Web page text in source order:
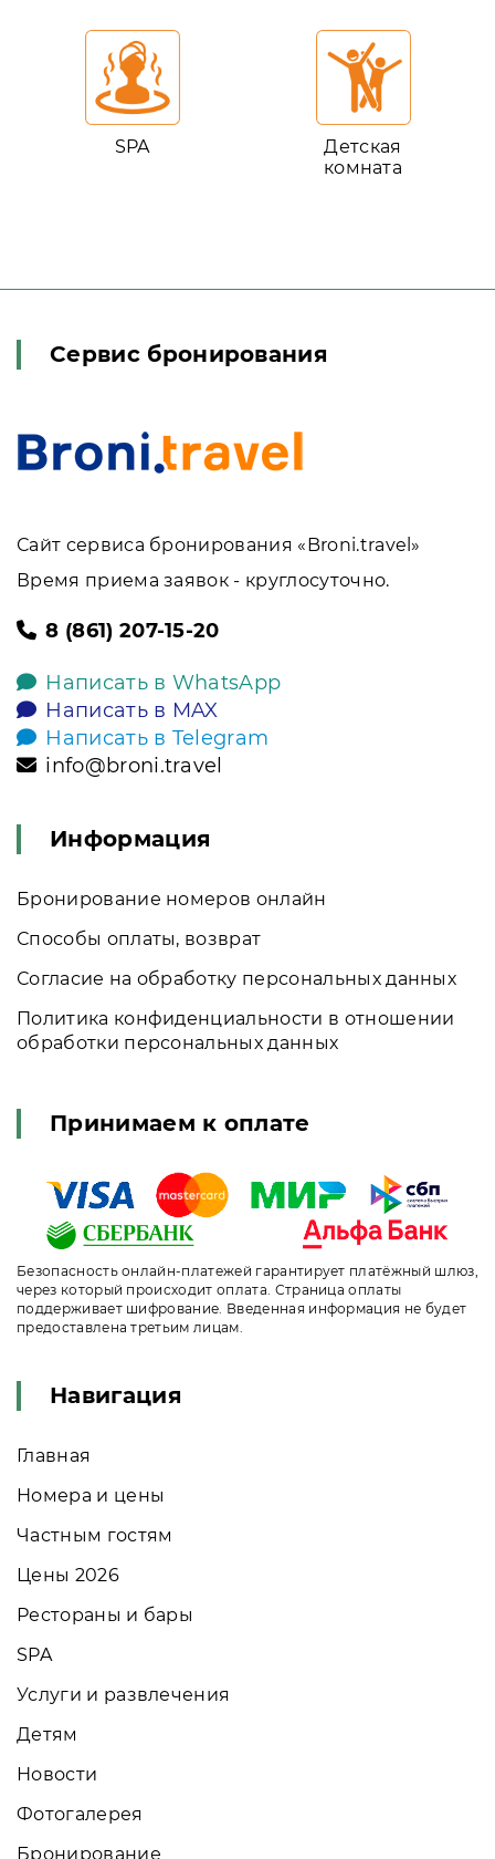
SPA
Детская
комната
Сервис бронирования
Сайт сервиса бронирования «Broni.travel»
Время приема заявок - круглосуточно.
8 (861) 207-15-20
Написать в WhatsApp
Написать в MAX
Написать в Telegram
info@broni.travel
Информация
Бронирование номеров онлайн
Способы оплаты, возврат
Согласие на обработку персональных данных
Политика конфиденциальности в отношении
обработки персональных данных
Принимаем к оплате
Безопасность онлайн-платежей гарантирует платёжный шлюз,
через который происходит оплата. Страница оплаты
поддерживает шифрование. Введенная информация не будет
предоставлена третьим лицам.
Навигация
Главная
Номера и цены
Частным гостям
Цены 2026
Рестораны и бары
SPA
Услуги и развлечения
Детям
Новости
Фотогалерея
Бронирование